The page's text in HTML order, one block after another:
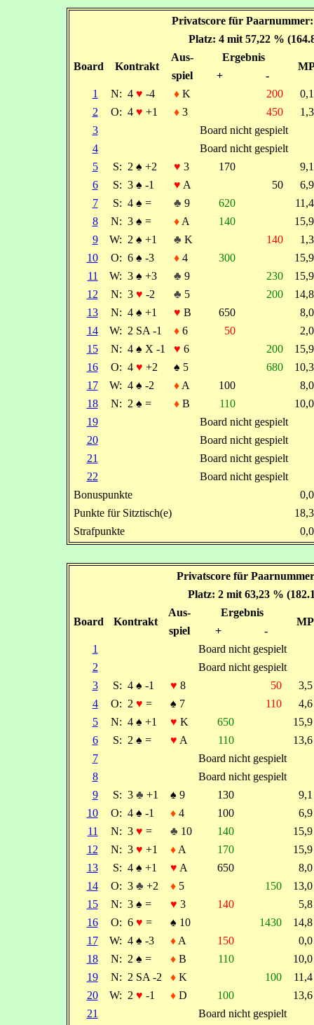
Privatscore für
Platz: 4 mit 57,22 %
Board Kontrakt
Aus- Ergebnis
spiel +
-
1
N: 4 ♥ -4 ♦K 200
2
O: 4 ♥ +1 ♦3 450
3
Board nicht gespielt
4
Board nicht gespielt
5
S: 2 ♠ +2 ♥ 3 170
6
S: 3 ♠ -1 ♥ A 50
7
S: 4 ♠ = ♣ 9 620
8
N: 3 ♠ = ♦A 140
9
W: 2 ♠ +1 ♣ K 140
10
O: 6 ♠ -3 ♦4 300
11
W: 3 ♠ +3 ♣ 9 230
12
N: 3 ♥ -2 ♣ 5 200
13
N: 4 ♠ +1 ♥ B 650
14
W: 2 SA -1 ♦6 50
15
N: 4 ♠ X -1 ♥ 6 200
16
O: 4 ♥ +2 ♠ 5 680
17
W: 4 ♠ -2 ♦A 100
18
N: 2 ♠ = ♦B 110
19
Board nicht gespielt
20
Board nicht gespielt
21
Board nicht gespielt
22
Board nicht gespielt
Bonuspunkte
Punkte für Sitztisch(e)
Strafpunkte
Privatscore für
Platz: 2 mit 63,23 %
Board Kontrakt
Aus- Ergebnis
MP
spiel +
-
1
Board nicht gespielt
2
Board nicht gespielt
3
S: 4 ♠ -1 ♥ 8 50
4
O: 2 ♥ = ♠ 7 110
5
N: 4 ♠ +1 ♥ K 650
6
S: 2 ♠ = ♥ A 110
7
Board nicht gespielt
8
Board nicht gespielt
9
S: 3 ♣ +1 ♠ 9 130
10
O: 4 ♠ -1 ♦4 100
11
N: 3 ♥ = ♣ 10 140
12
N: 3 ♥ +1 ♦A 170
13
S: 4 ♠ +1 ♥ A 650
14
O: 3 ♣ +2 ♦5 150
15
N: 3 ♠ = ♥ 3 140
16
O: 6 ♥ = ♠ 10 1430
17
W: 4 ♠ -3 ♦A 150
18
N: 2 ♠ = ♦B 110
19
N: 2 SA -2 ♦K 100
20
W: 2 ♥ -1 ♦D 100
21
Board nicht gespielt